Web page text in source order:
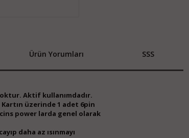
Ürün Yorumları SSS
Aktif kullanımdadır.
üzerinde 1 adet 6pin
power larda genel olarak
daha az ısınmayı